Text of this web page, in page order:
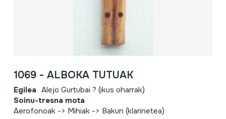
1069 - ALBOKA TUTUAK
Egilea Alejo Gurtubai ? (ikus oharrak)
Soinu-tresna mota
Aerofonoak -> Mihiak -> Bakun (klarinetea)